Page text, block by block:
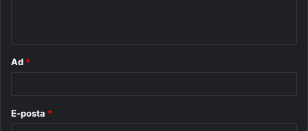
Ad *
E-posta *